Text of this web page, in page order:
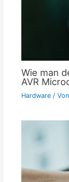
Wie man
AVR
Hardware/ Von